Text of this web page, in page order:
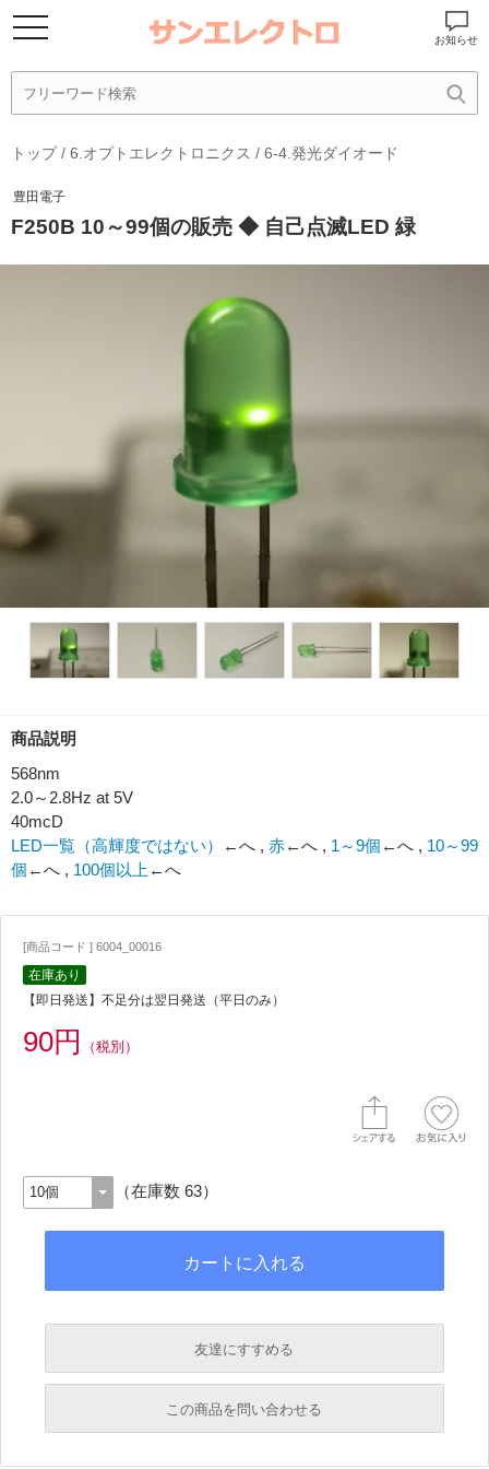
お知らせ
トップ/ 6.オプトエレクトロニクス / 6-4.発光ダイオード
豊田電子
F250B 10～99個の販売 ◆ 自己点滅LED 緑
商品説明
568nm
2.0～2.8Hz at 5V
40mcD
LED一覧（高輝度ではない）
←へ , 赤←へ , 1～9個 ←へ , 10～99
個 ←へ , 100個以上 ←へ
[商品コード ] 6004_00016
在庫あり
【即日発送】不足分は翌日発送（平日のみ）
90円 （税別）
（在庫数 63）
友達にすすめる
必須
この商品を問い合わせる